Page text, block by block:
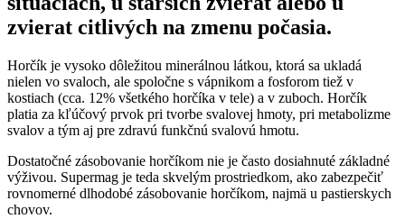
zvierat citlivých na zmenu počasia.
Horčík je vysoko dôležitou minerálnou látkou, ktorá sa ukladá
nielen vo svaloch, ale spoločne s vápnikom a fosforom tiež v
kostiach (cca. 12% všetkého horčíka v tele) a v zuboch. Horčík
platia za kľúčový prvok pri tvorbe svalovej hmoty, pri metabolizme
svalov a tým aj pre zdravú funkčnú svalovú hmotu.
Dostatočné zásobovanie horčíkom nie je často dosiahnuté základné
výživou. Supermag je teda skvelým prostriedkom, ako zabezpečiť
rovnomerné dlhodobé zásobovanie horčíkom, najmä u pastierskych
chovov.